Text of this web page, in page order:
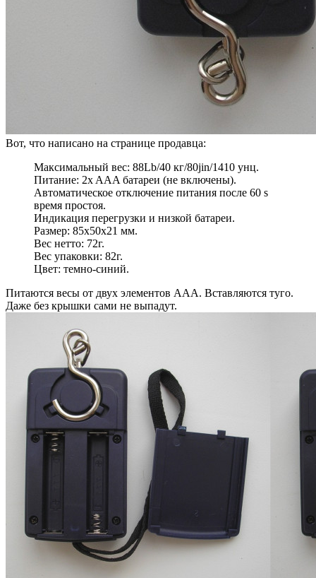
Вот, что написано на странице продавца:
Максимальный вес: 88Lb/40 кг/80jin/1410 унц.
Питание: 2x AAA батареи (не включены).
Автоматическое отключение питания после 60 s
время простоя.
Индикация перегрузки и низкой батареи.
Размер: 85x50x21 мм.
Вес нетто: 72г.
Вес упаковки: 82г.
Цвет: темно-синий.
Питаются весы от двух элементов ААА. Вставляются туго.
Даже без крышки сами не выпадут.